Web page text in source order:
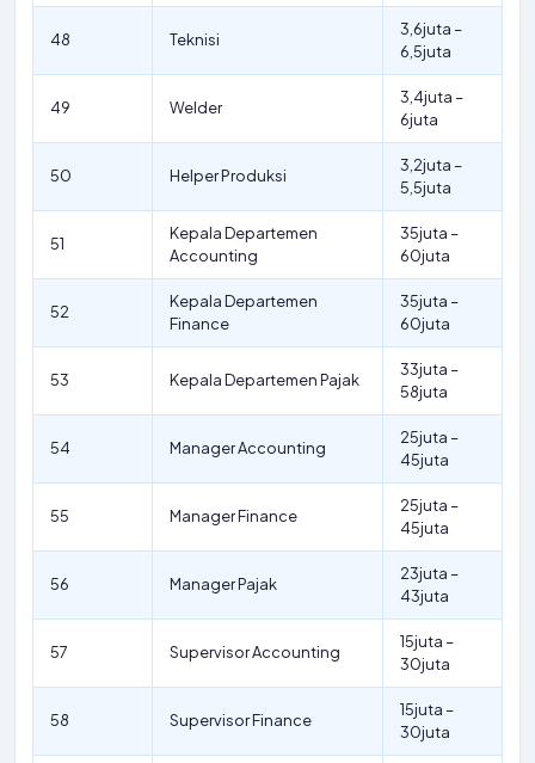
48 Teknisi
3,6juta –
6,5juta
49 Welder
3,4juta –
6juta
50 Helper Produksi
3,2juta –
5,5juta
51
Kepala Departemen
Accounting
35juta –
60juta
52
Kepala Departemen
Finance
35juta –
60juta
53 Kepala Departemen Pajak
33juta –
58juta
54 Manager Accounting
25juta –
45juta
55 Manager Finance
25juta –
45juta
56 Manager Pajak
23juta –
43juta
57 Supervisor Accounting
15juta –
30juta
58 Supervisor Finance
15juta –
30juta